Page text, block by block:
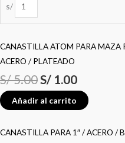
s/
CANASTILLA ATOM PARA
ACERO / PLATEADO
S/5.00S/ 1.00
Añadir al carrito
CANASTILLA PARA 1″ / ACERO /